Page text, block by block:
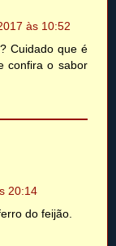
às 10:52
Cuidado que é
confira o sabor
20:14
do feijão.